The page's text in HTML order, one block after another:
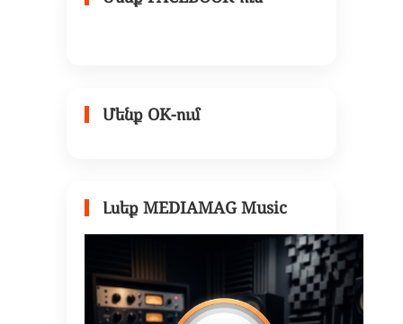
Մենք OK-ում
Լսեք MEDIAMAG Music